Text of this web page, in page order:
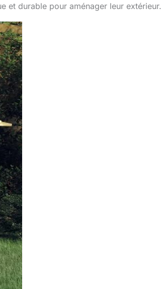
et durable pour aménager leur extérieur.